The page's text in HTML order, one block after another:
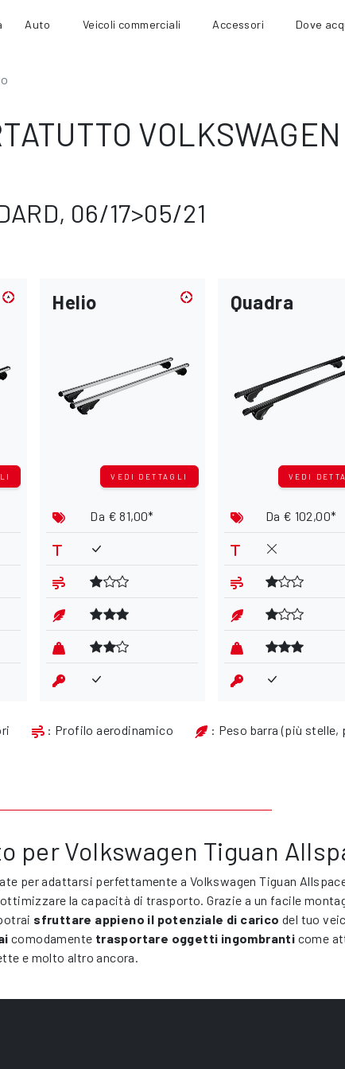
Auto Veicoli commerciali Accessori Dove
06/17>05/21
Helio
VEDI DETTAGLI
Da € 81,00*
Quadra
VEDI
Da € 102,00*
: Profilo aerodinamico : Peso barra (più stelle,
per Volkswagen Tiguan
per adattarsi perfettamente a Volkswagen Tiguan
la capacità di trasporto. Grazie a un facile
sfruttare appieno il potenziale di carico del tuo
comodamente trasportare oggetti ingombranti come
e molto altro ancora.